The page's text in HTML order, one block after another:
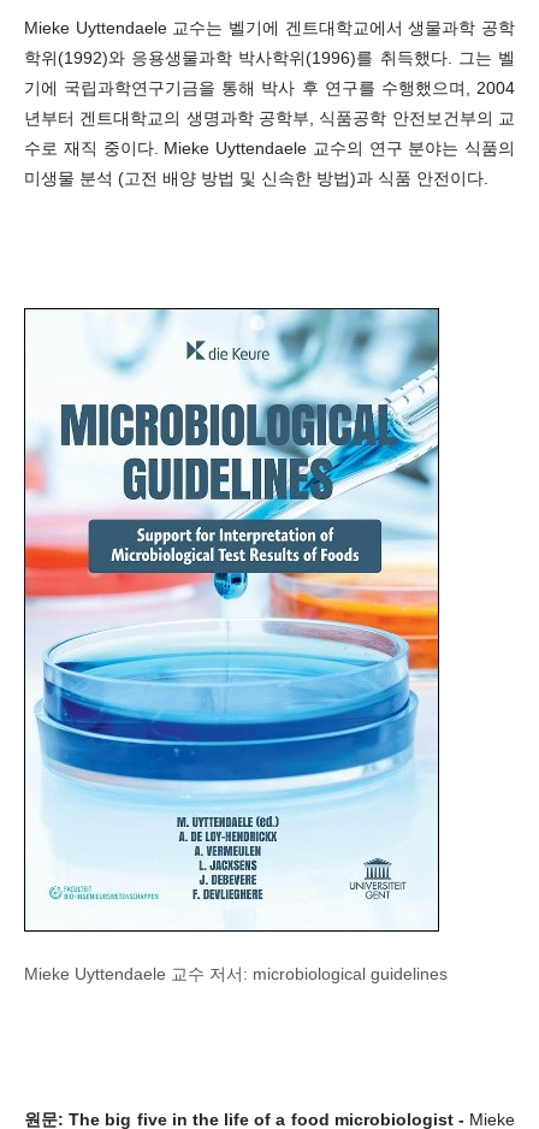
Mieke Uyttendaele 교수는 벨기에 겐트대학교에서 생물과학 공학
학위(1992)와 응용생물과학 박사학위(1996)를 취득했다. 그는 벨
기에 국립과학연구기금을 통해 박사 후 연구를 수행했으며, 2004
년부터 겐트대학교의 생명과학 공학부, 식품공학 안전보건부의 교
수로 재직 중이다. Mieke Uyttendaele 교수의 연구 분야는 식품의
미생물 분석 (고전 배양 방법 및 신속한 방법)과 식품 안전이다.
Mieke Uyttendaele 교수 저서: microbiological guidelines
원문: The big five in the life of a food microbiologist - Mieke